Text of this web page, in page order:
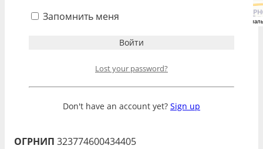
Юридическая информация
ИП Фомичев Игорь
Константина Федина ул, 3, кв. 41
ОГРНИП 323774600434405
Запомнить меня
Lost your password?
Don't have an account yet? Sign up